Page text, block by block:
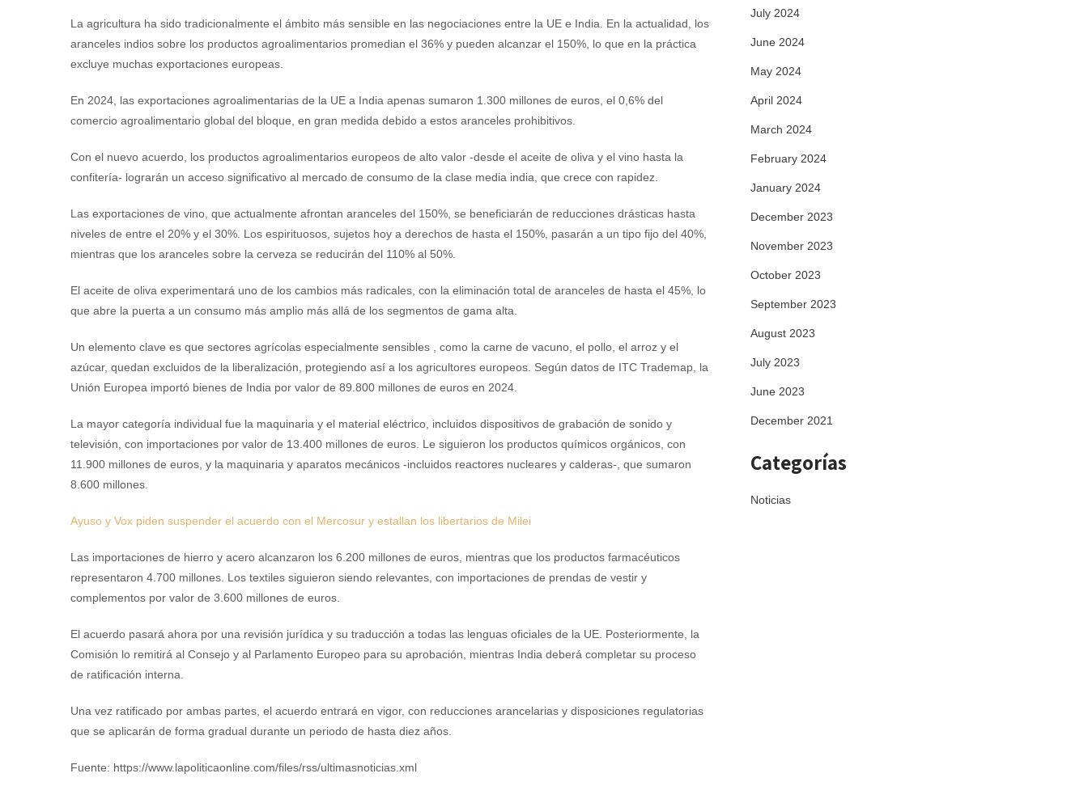
La agricultura ha sido tradicionalmente el ámbito más sensible en las negociaciones entre la UE e India. En la actualidad, los
aranceles indios sobre los productos agroalimentarios promedian el 36% y pueden alcanzar el 150%, lo que en la práctica
excluye muchas exportaciones europeas.
En 2024, las exportaciones agroalimentarias de la UE a India apenas sumaron 1.300 millones de euros, el 0,6% del
comercio agroalimentario global del bloque, en gran medida debido a estos aranceles prohibitivos.
Con el nuevo acuerdo, los productos agroalimentarios europeos de alto valor -desde el aceite de oliva y el vino hasta la
confitería- lograrán un acceso significativo al mercado de consumo de la clase media india, que crece con rapidez.
Las exportaciones de vino, que actualmente afrontan aranceles del 150%, se beneficiarán de reducciones drásticas hasta
niveles de entre el 20% y el 30%. Los espirituosos, sujetos hoy a derechos de hasta el 150%, pasarán a un tipo fijo del 40%,
mientras que los aranceles sobre la cerveza se reducirán del 110% al 50%.
El aceite de oliva experimentará uno de los cambios más radicales, con la eliminación total de aranceles de hasta el 45%, lo
que abre la puerta a un consumo más amplio más allá de los segmentos de gama alta.
Un elemento clave es que sectores agrícolas especialmente sensibles , como la carne de vacuno, el pollo, el arroz y el
azúcar, quedan excluidos de la liberalización, protegiendo así a los agricultores europeos. Según datos de ITC Trademap, la
Unión Europea importó bienes de India por valor de 89.800 millones de euros en 2024.
La mayor categoría individual fue la maquinaria y el material eléctrico, incluidos dispositivos de grabación de sonido y
televisión, con importaciones por valor de 13.400 millones de euros. Le siguieron los productos químicos orgánicos, con
11.900 millones de euros, y la maquinaria y aparatos mecánicos -incluidos reactores nucleares y calderas-, que sumaron
8.600 millones.
Ayuso y Vox piden suspender el acuerdo con el Mercosur y estallan los libertarios de Milei
Las importaciones de hierro y acero alcanzaron los 6.200 millones de euros, mientras que los productos farmacéuticos
representaron 4.700 millones. Los textiles siguieron siendo relevantes, con importaciones de prendas de vestir y
complementos por valor de 3.600 millones de euros.
El acuerdo pasará ahora por una revisión jurídica y su traducción a todas las lenguas oficiales de la UE. Posteriormente, la
Comisión lo remitirá al Consejo y al Parlamento Europeo para su aprobación, mientras India deberá completar su proceso
de ratificación interna.
Una vez ratificado por ambas partes, el acuerdo entrará en vigor, con reducciones arancelarias y disposiciones regulatorias
que se aplicarán de forma gradual durante un periodo de hasta diez años.
Fuente: https://www.lapoliticaonline.com/files/rss/ultimasnoticias.xml
July 2024
June 2024
May 2024
April 2024
March 2024
February 2024
January 2024
December 2023
November 2023
October 2023
September 2023
August 2023
July 2023
June 2023
December 2021
Categorías
Noticias